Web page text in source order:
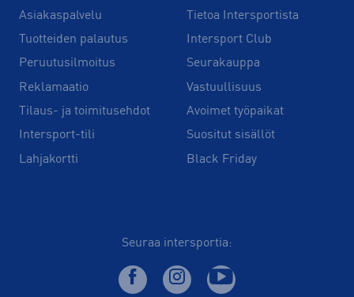
Asiakaspalvelu
Tuotteiden palautus
Peruutusilmoitus
Reklamaatio
Tilaus- ja toimitusehdot
Intersport-tili
Lahjakortti
Tietoa Intersportista
Intersport Club
Seurakauppa
Vastuullisuus
Avoimet työpaikat
Suositut sisällöt
Black Friday
Seuraa intersportia: